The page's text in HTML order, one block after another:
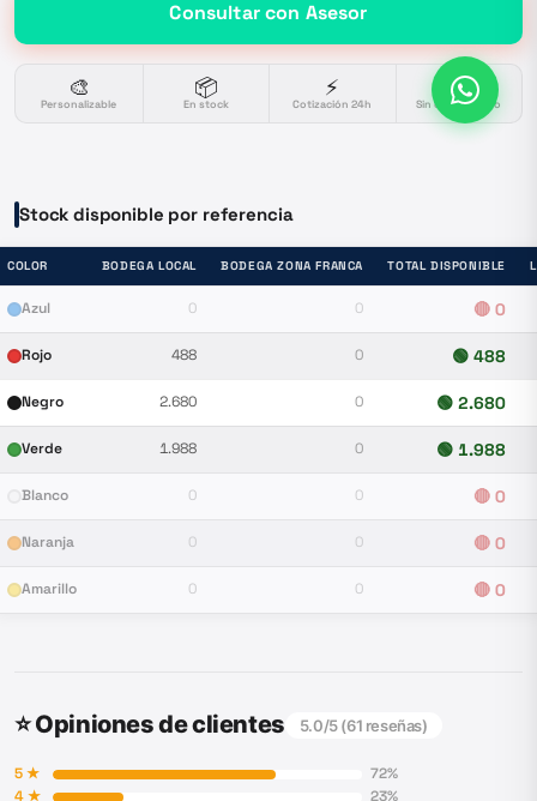
Consultar con Asesor
🎨
Personalizable
📦
En stock
⚡
Cotización 24h
🔒
Sin compromiso
Stock disponible por referencia
COLOR BODEGA LOCAL BODEGA ZONA FRANCA TOTAL DISPONIBLE
Azul 0 0 🔴 0
Rojo 488 0 🟢 488
Negro 2.680 0 🟢 2.680
Verde 1.988 0 🟢 1.988
Blanco 0 0 🔴 0
Naranja 0 0 🔴 0
Amarillo 0 0 🔴 0
⭐ Opiniones de clientes 5.0/5 (61 reseñas)
5★ 72%
4★ 23%